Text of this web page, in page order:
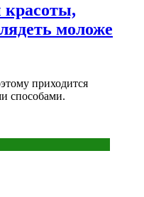
моложе
приходится
способами.